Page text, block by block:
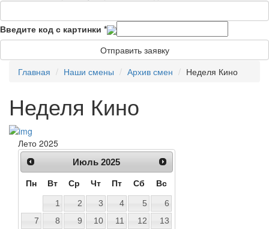
Введите код с картинки *
Отправить заявку
Главная
Наши смены Архив смен Неделя Кино
Неделя Кино
Лето 2025
Июль 2025
Пн Вт Ср Чт Пт Сб Вс
1 2 3 4 5
6
7
8 9 10 11 12
13